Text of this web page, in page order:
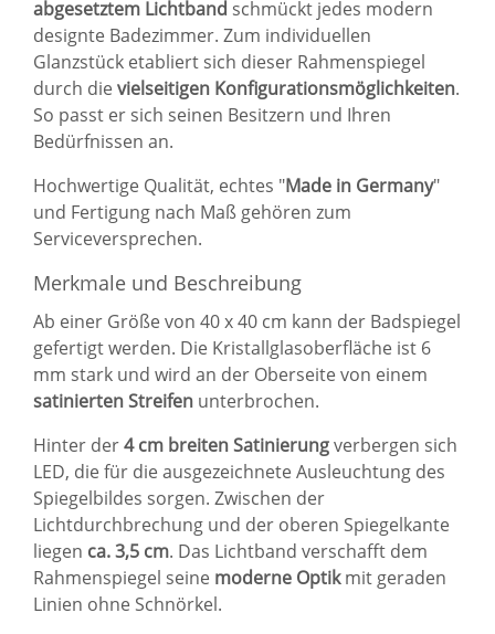
abgesetztem Lichtband schmückt jedes modern
designte Badezimmer. Zum individuellen
Glanzstück etabliert sich dieser Rahmenspiegel
durch die vielseitigen Konfigurationsmöglichkeiten.
So passt er sich seinen Besitzern und Ihren
Bedürfnissen an.
Hochwertige Qualität, echtes "Made in Germany"
und Fertigung nach Maß gehören zum
Serviceversprechen.
Merkmale und Beschreibung
Ab einer Größe von 40 x 40 cm kann der Badspiegel
gefertigt werden. Die Kristallglasoberfläche ist 6
mm stark und wird an der Oberseite von einem
satinierten Streifen unterbrochen.
Hinter der4 cm breiten Satinierungverbergen sich
LED, die für die ausgezeichnete Ausleuchtung des
Spiegelbildes sorgen. Zwischen der
Lichtdurchbrechung und der oberen Spiegelkante
liegen ca. 3,5 cm. Das Lichtband verschafft dem
Rahmenspiegel seine moderne Optikmit geraden
Linien ohne Schnörkel.